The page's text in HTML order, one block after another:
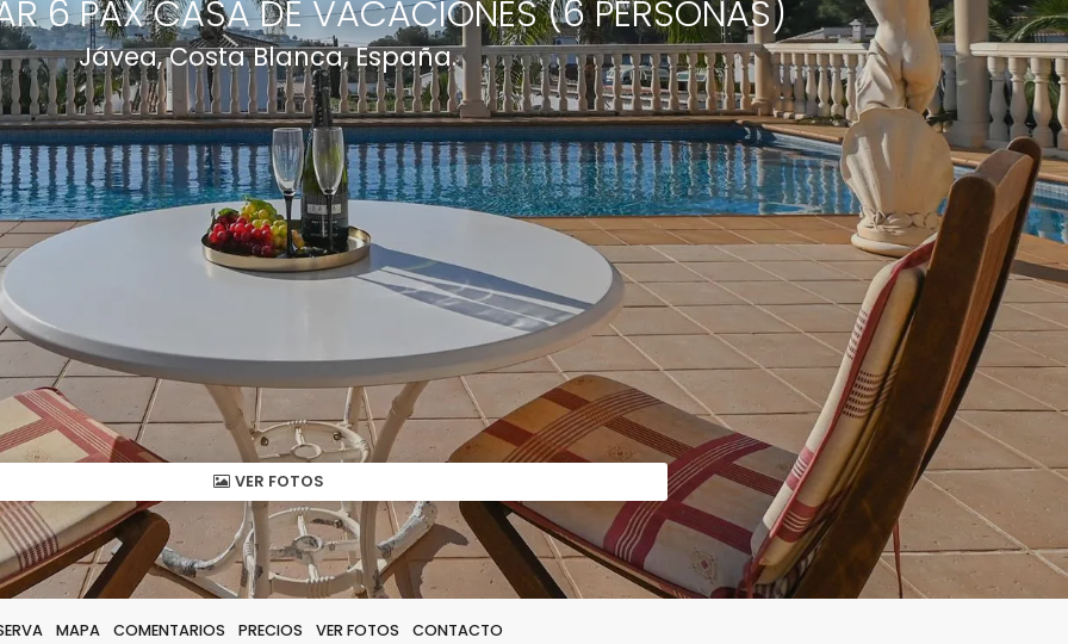
6 PAX CASA DE VACACIONES (6 PERSONAS)
Jávea, Costa Blanca, España.
VER FOTOS
MAPA COMENTARIOS PRECIOS VER FOTOS CONTACTO